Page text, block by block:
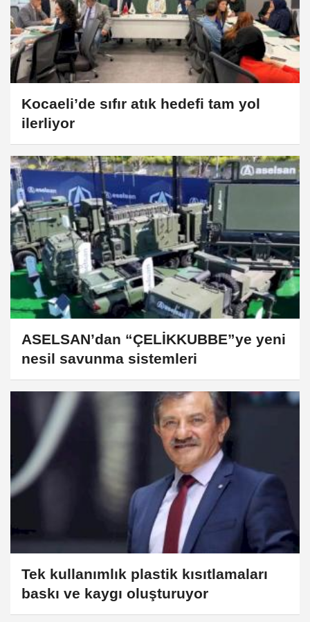
Kocaeli’de sıfır atık hedefi tam yol
ilerliyor
ASELSAN’dan “ÇELİKKUBBE”ye yeni
nesil savunma sistemleri
Tek kullanımlık plastik kısıtlamaları
baskı ve kaygı oluşturuyor